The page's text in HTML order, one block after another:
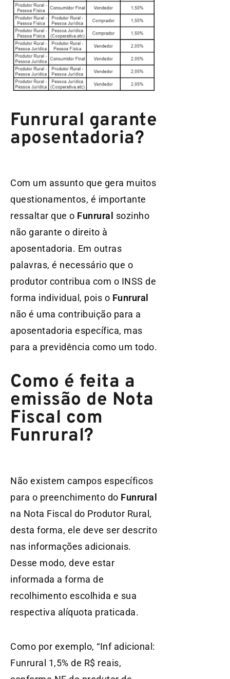
Funrural garante
aposentadoria?
Com um assunto que gera muitos
questionamentos, é importante
ressaltar que o Funrural
sozinho
não garante o direito à
aposentadoria. Em outras
palavras, é necessário que o
produtor contribua com o INSS de
forma individual, pois o Funrural
não é uma contribuição para a
aposentadoria específica, mas
para a previdência como um todo.
Como é feita a
emissão de Nota
Fiscal com
Funrural?
Não existem campos específicos
para o preenchimento do Funrural
na Nota Fiscal do Produtor Rural,
desta forma, ele deve ser descrito
nas informações adicionais.
Desse modo, deve estar
informada a forma de
recolhimento escolhida e sua
respectiva alíquota praticada.
Como por exemplo, “Inf adicional:
Funrural 1,5% de R$ reais,